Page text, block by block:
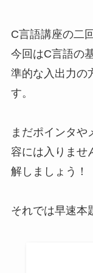
C言語講座の二
今回はC言語の
準的な入出力の
す。
まだポインタや
容には入りませ
解しましょう！
それでは早速本